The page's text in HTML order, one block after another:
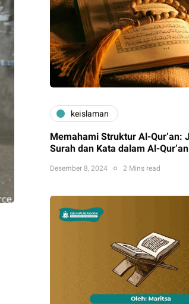
keislaman
Memahami Struktur Al-Qur’an:
Surah dan Kata dalam Al-Qur’an
Desember 8, 2024 2 Mins read